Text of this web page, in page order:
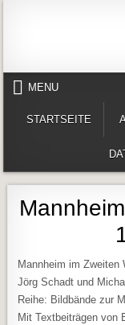
MENU
STARTSEITE
Mannheim im Zweiten
Jörg Schadt und
Reihe: Bildbände zur
Mit Textbeiträgen von